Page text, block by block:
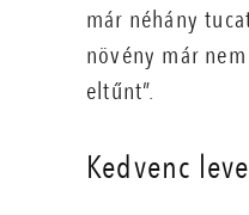
már néhány
növény már
eltűnt”.
Kedvenc